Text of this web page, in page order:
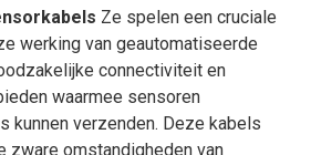
Ze spelen een cruciale
werking van geautomatiseerde
connectiviteit en
waarmee sensoren
kunnen verzenden. Deze kabels
zware omstandigheden van